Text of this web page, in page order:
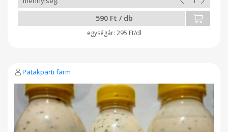
590 Ft / db
295 Ft/dl
Patakparti farm